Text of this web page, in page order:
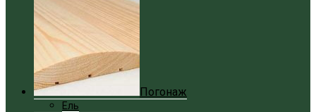
Погонаж
Ель